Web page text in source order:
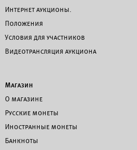
Интернет аукционы.
Положения
Условия для участников
Видеотрансляция аукциона
Магазин
О магазине
Русские монеты
Иностранные монеты
Банкноты